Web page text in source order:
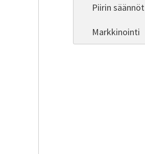
Piirin säännöt
Markkinointi